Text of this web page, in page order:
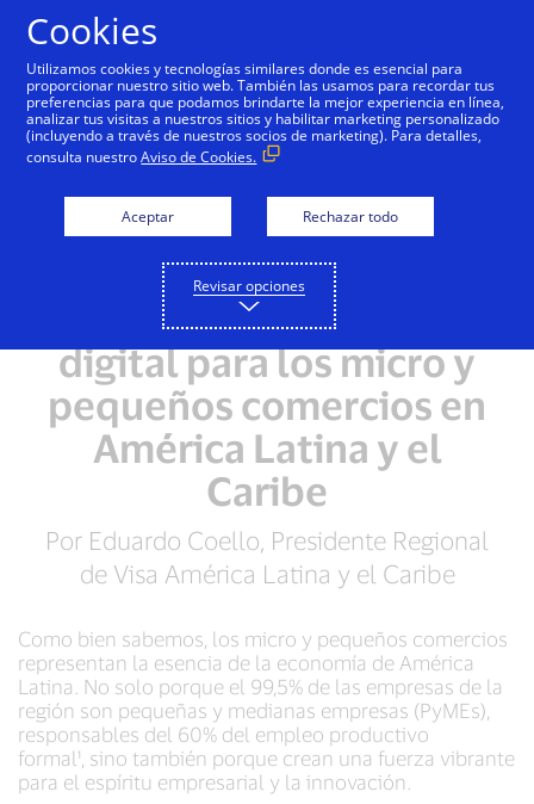
El poder del dinero
digital para los micro y
pequeños comercios en
América Latina y el
Caribe
Por Eduardo Coello, Presidente Regional
de Visa América Latina y el Caribe
Como bien sabemos, los micro y pequeños comercios
representan la esencia de la economía de América
Latina. No solo porque el 99,5% de las empresas de la
región son pequeñas y medianas empresas (PyMEs),
responsables del 60% del empleo productivo
formal¹, sino también porque crean una fuerza vibrante
para el espíritu empresarial y la innovación.
Cookies
Utilizamos cookies y tecnologías similares donde es esencial para
proporcionar nuestro sitio web. También las usamos para recordar tus
preferencias para que podamos brindarte la mejor experiencia en línea,
analizar tus visitas a nuestros sitios y habilitar marketing personalizado
(incluyendo a través de nuestros socios de marketing). Para detalles,
consulta nuestroAviso de Cookies.
Aceptar Rechazar todo
Revisar opciones